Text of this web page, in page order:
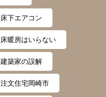
床下エアコン
床暖房はいらない
建築家の誤解
注文住宅岡崎市